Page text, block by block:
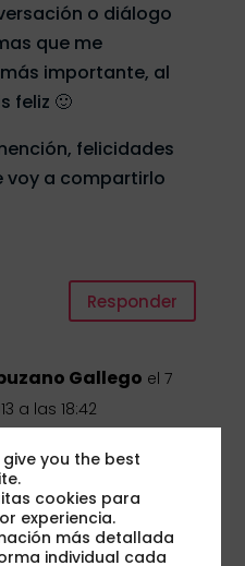
o diálogo
que me
importante, al
feliz 🙂
felicidades
voy a compartirlo
Responder
Gallego el 7
a las 18:42
🙂
que comentas
que, cuando
evitar pensar en
you the best
cookies para
experiencia.
más detallada
individual cada